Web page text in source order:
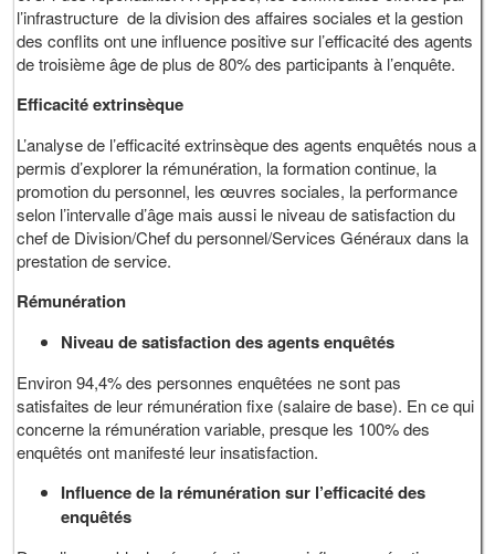
l’infrastructure de la division des affaires sociales et la gestion
des conflits ont une influence positive sur l’efficacité des agents
de troisième âge de plus de 80% des participants à l’enquête.
Efficacité extrinsèque
L’analyse de l’efficacité extrinsèque des agents enquêtés nous a
permis d’explorer la rémunération, la formation continue, la
promotion du personnel, les œuvres sociales, la performance
selon l’intervalle d’âge mais aussi le niveau de satisfaction du
chef de Division/Chef du personnel/Services Généraux dans la
prestation de service.
Rémunération
Niveau de satisfaction des agents enquêtés
Environ 94,4% des personnes enquêtées ne sont pas
satisfaites de leur rémunération fixe (salaire de base). En ce qui
concerne la rémunération variable, presque les 100% des
enquêtés ont manifesté leur insatisfaction.
Influence de la rémunération sur l’efficacité des
enquêtés